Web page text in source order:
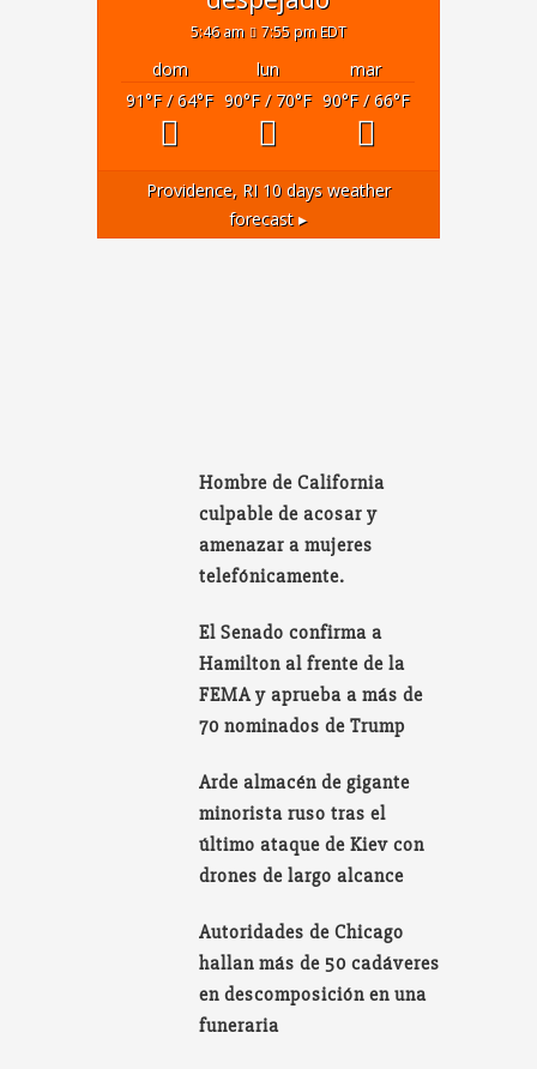
5:46 am 7:55 pm EDT
dom lun
mar
91°F/ 64°F 90°F/ 70°F 90°F/ 66°F
Providence, RI10 days weather
forecast ▸
Hombre de California
culpable de acosar y
amenazar a mujeres
telefónicamente.
El Senado confirma a
Hamilton al frente de la
FEMA y aprueba a más de
70 nominados de Trump
Arde almacén de gigante
minorista ruso tras el
último ataque de Kiev con
drones de largo alcance
Autoridades de Chicago
hallan más de 50 cadáveres
en descomposición en una
funeraria